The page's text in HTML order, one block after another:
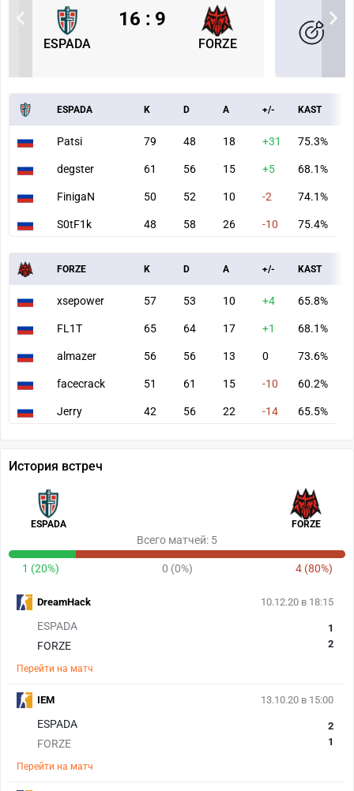
ESPADA FORZE
16 : 9
ESPADA K D A +/- KAST
Patsi 79 48 18 +31 75.3%
degster 61 56 15 +5 68.1%
FinigaN 50 52 10 -2 74.1%
S0tF1k 48 58 26 -10 75.4%
FORZE K D A +/- KAST
xsepower 57 53 10 +4 65.8%
FL1T 65 64 17 +1 68.1%
almazer 56 56 13 0 73.6%
facecrack 51 61 15 -10 60.2%
Jerry 42 56 22 -14 65.5%
История встреч
ESPADA FORZE
Всего матчей: 5
1 (20%) 0 (0%) 4 (80%)
10.12.20 в 18:15
ESPADA
FORZE
1
2
Перейти на матч
DreamHack
13.10.20 в 15:00
ESPADA
FORZE
2
1
Перейти на матч
IEM